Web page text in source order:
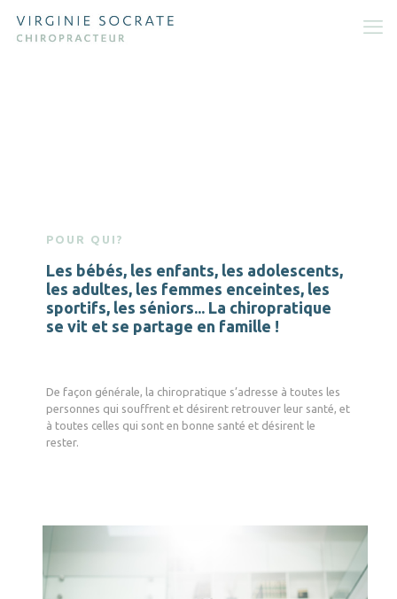
POUR QUI?
Les bébés, les enfants, les adolescents,
les adultes, les femmes enceintes, les
sportifs, les séniors... La chiropratique
se vit et se partage en famille !
De façon générale, la chiropratique s’adresse à toutes les
personnes qui souffrent et désirent retrouver leur santé, et
à toutes celles qui sont en bonne santé et désirent le
rester.